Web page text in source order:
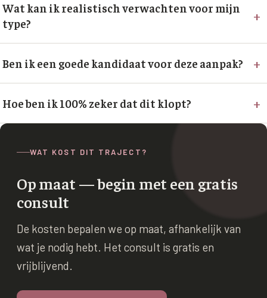
Wat kan ik realistisch verwachten voor mijn
type?
+
Ben ik een goede kandidaat voor deze aanpak? +
Hoe ben ik 100% zeker dat dit klopt? +
WAT KOST DIT TRAJECT?
Op maat — begin met een gratis
consult
De kosten bepalen we op maat, afhankelijk van
wat je nodig hebt. Het consult is gratis en
vrijblijvend.